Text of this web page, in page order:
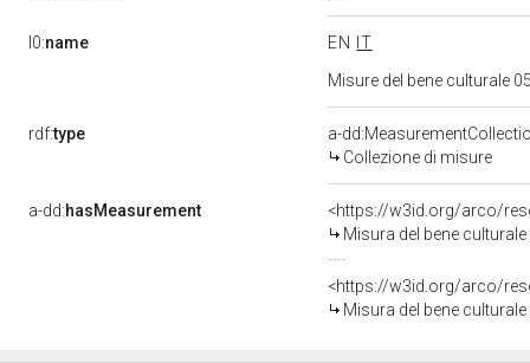
l0:name EN
IT
Misure del bene culturale
rdf:type
a-
Collezione di misure
a-dd:hasMeasurement
<https://w3id.org/arco/
Misura del bene
<https://w3id.org/arco/
Misura del bene